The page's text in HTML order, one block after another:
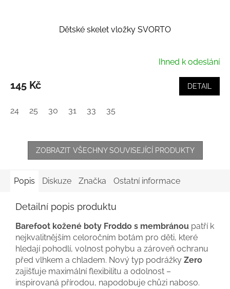
Dětské skelet vložky SVORTO
Ihned k odeslání
145 Kč DETAIL
24 25 30 31 33 35
ZOBRAZIT VŠECHNY SOUVISEJÍCÍ PRODUKTY
Popis Diskuze Značka Ostatní informace
Detailní popis produktu
Barefoot kožené boty Froddo s membránou patří k
nejkvalitnějším celoročním botám pro děti, které
hledají pohodlí, volnost pohybu a zároveň ochranu
před vlhkem a chladem. Nový typ podrážky Zero
zajišťuje maximální flexibilitu a odolnost –
inspirovaná přírodou, napodobuje chůzi naboso.